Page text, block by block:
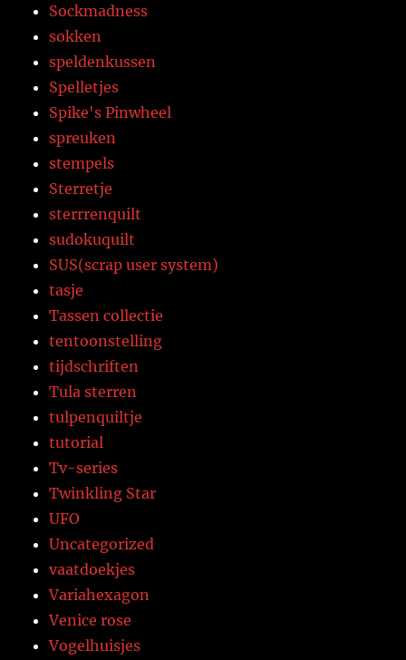
Sockmadness
sokken
speldenkussen
Spelletjes
Spike's Pinwheel
spreuken
stempels
Sterretje
sterrrenquilt
sudokuquilt
SUS(scrap user system)
tasje
Tassen collectie
tentoonstelling
tijdschriften
Tula sterren
tulpenquiltje
tutorial
Tv-series
Twinkling Star
UFO
Uncategorized
vaatdoekjes
Variahexagon
Venice rose
Vogelhuisjes